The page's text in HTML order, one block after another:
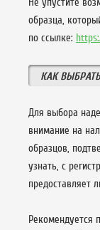
образца,
по ссылке:
КАК
Для выбора
внимание на
образцов,
узнать, с
предоставляет
Рекомендуется